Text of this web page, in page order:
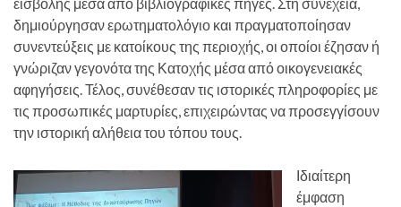
εισβολής μέσα από βιβλιογραφικές πηγές. Στη συνέχεια,
δημιούργησαν ερωτηματολόγιο και πραγματοποίησαν
συνεντεύξεις με κατοίκους της περιοχής, οι οποίοι έζησαν ή
γνώριζαν γεγονότα της Κατοχής μέσα από οικογενειακές
αφηγήσεις. Τέλος, συνέθεσαν τις ιστορικές πληροφορίες με
τις προσωπικές μαρτυρίες, επιχειρώντας να προσεγγίσουν
την ιστορική αλήθεια του τόπου τους.
Ιδιαίτερη
έμφαση